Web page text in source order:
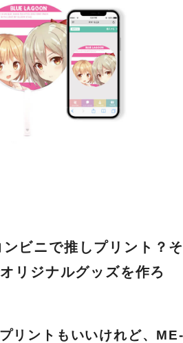
ンビニで推しプリント？
リジナルグッズを作ろ
リントもいいけれど、